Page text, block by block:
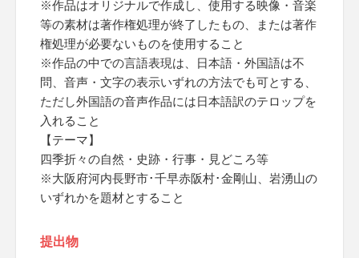
※作品はオリジナルで作成し、使用する映像・音楽
等の素材は著作権処理が終了したもの、または著作
権処理が必要ないものを使用すること
※作品の中での言語表現は、日本語・外国語は不
問、音声・文字の表示いずれの方法でも可とする、
ただし外国語の音声作品には日本語訳のテロップを
入れること
【テーマ】
四季折々の自然・史跡・行事・見どころ等
※大阪府河内長野市･千早赤阪村･金剛山、岩湧山の
いずれかを題材とすること
提出物